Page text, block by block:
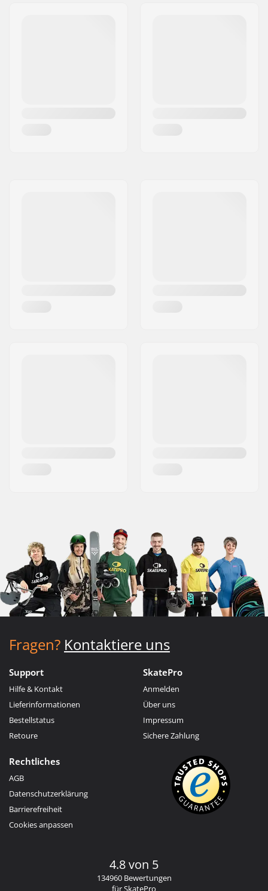
Fragen? Kontaktiere uns
Support
Hilfe & Kontakt
Lieferinformationen
Bestellstatus
Retoure
SkatePro
Anmelden
Über uns
Impressum
Sichere Zahlung
Rechtliches
AGB
Datenschutzerklärung
Barrierefreiheit
Cookies anpassen
4.8 von 5
134960 Bewertungen
für SkatePro